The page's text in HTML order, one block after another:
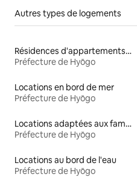
Autres types de logements
Résidences d'appartements en location
Préfecture de Hyōgo
Locations en bord de mer
Préfecture de Hyōgo
Locations adaptées aux familles
Préfecture de Hyōgo
Locations au bord de l'eau
Préfecture de Hyōgo